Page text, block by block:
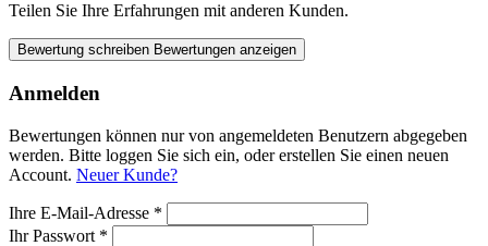
Teilen Sie Ihre Erfahrungen mit anderen Kunden.
Bewertung schreiben Bewertungen anzeigen
Anmelden
Bewertungen können nur von angemeldeten Benutzern abgegeben
werden. Bitte loggen Sie sich ein, oder erstellen Sie einen neuen
Account. Neuer Kunde?
Ihre E-Mail-Adresse *
Ihr Passwort *